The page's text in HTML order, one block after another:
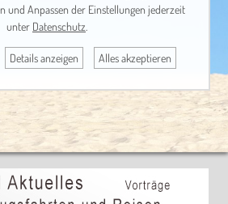
und Anpassen der Einstellungen jederzeit
unter Datenschutz
Details anzeigen Alles akzeptieren